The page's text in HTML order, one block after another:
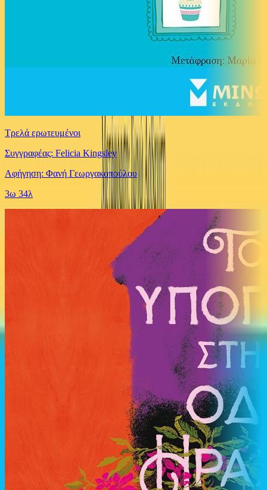
Τρελά ερωτευμένοι
Συγγραφέας: Felicia Kingsley
Αφήγηση: Φανή Γεωργακοπούλου
3ω 34λ